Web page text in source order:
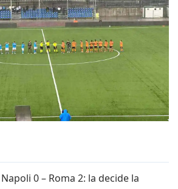
Napoli 0 – Roma 2: la decide la